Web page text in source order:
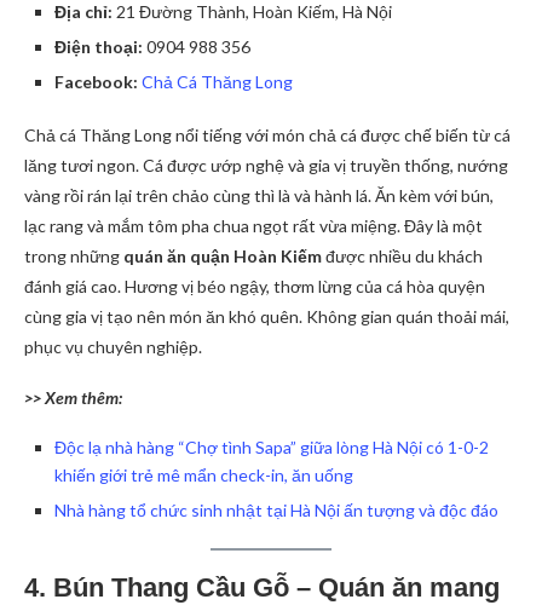
Địa chỉ: 21 Đường Thành, Hoàn Kiếm, Hà Nội
Điện thoại: 0904 988 356
Facebook: Chả Cá Thăng Long
Chả cá Thăng Long nổi tiếng với món chả cá được chế biến từ cá
lăng tươi ngon. Cá được ướp nghệ và gia vị truyền thống, nướng
vàng rồi rán lại trên chảo cùng thì là và hành lá. Ăn kèm với bún,
lạc rang và mắm tôm pha chua ngọt rất vừa miệng. Đây là một
trong những quán ăn quận Hoàn Kiếmđược nhiều du khách
đánh giá cao. Hương vị béo ngậy, thơm lừng của cá hòa quyện
cùng gia vị tạo nên món ăn khó quên. Không gian quán thoải mái,
phục vụ chuyên nghiệp.
>> Xem thêm:
Độc lạ nhà hàng “Chợ tình Sapa” giữa lòng Hà Nội có 1-0-2
khiến giới trẻ mê mẩn check-in, ăn uống
Nhà hàng tổ chức sinh nhật tại Hà Nội ấn tượng và độc đáo
4. Bún Thang Cầu Gỗ – Quán ăn mang